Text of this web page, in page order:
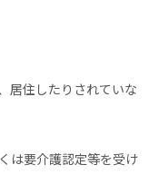
居住したりされていな
は要介護認定等を受け